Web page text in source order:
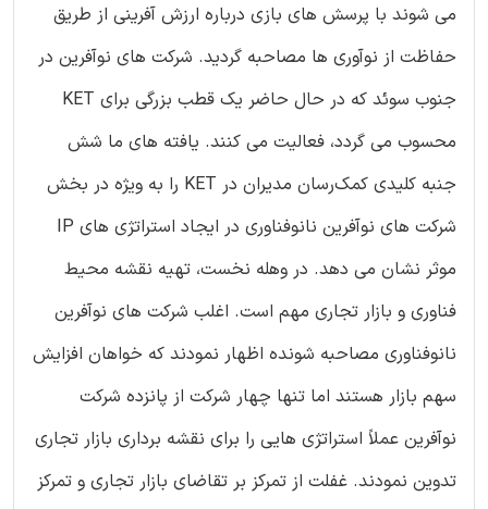
می شوند با پرسش های بازی درباره ارزش آفرینی از طریق
حفاظت از نوآوری ها مصاحبه گردید. شرکت های نوآفرین در
جنوب سوئد که در حال حاضر یک قطب بزرگی برای KET
محسوب می گردد، فعالیت می کنند. یافته های ما شش
جنبه کلیدی کمک‌رسان مدیران در KET را به ویژه در بخش
شرکت های نوآفرین نانوفناوری در ایجاد استراتژی های IP
موثر نشان می دهد. در وهله نخست، تهیه نقشه محیط
فناوری و بازار تجاری مهم است. اغلب شرکت های نوآفرین
نانوفناوری مصاحبه شونده اظهار نمودند که خواهان افزایش
سهم بازار هستند اما تنها چهار شرکت از پانزده شرکت
نوآفرین عملاً استراتژی هایی را برای نقشه برداری بازار تجاری
تدوین نمودند. غفلت از تمرکز بر تقاضای بازار تجاری و تمرکز